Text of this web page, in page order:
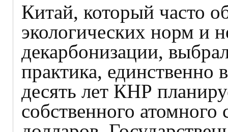
Китай, который часто
экологических норм и
декарбонизации,
практика,
десять лет КНР
собственного